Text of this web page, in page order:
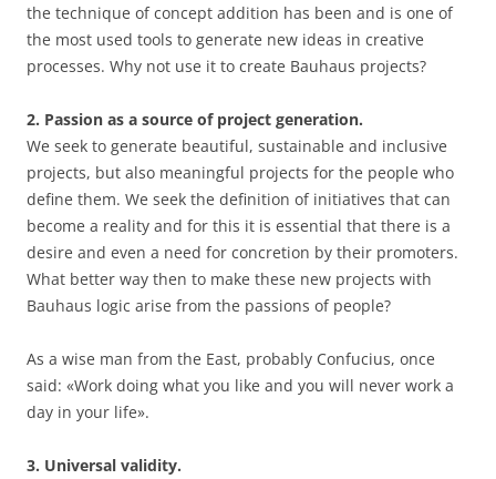
the technique of concept addition has been and is one of
the most used tools to generate new ideas in creative
processes. Why not use it to create Bauhaus projects?
2. Passion as a source of project generation.
We seek to generate beautiful, sustainable and inclusive
projects, but also meaningful projects for the people who
define them. We seek the definition of initiatives that can
become a reality and for this it is essential that there is a
desire and even a need for concretion by their promoters.
What better way then to make these new projects with
Bauhaus logic arise from the passions of people?
As a wise man from the East, probably Confucius, once
said: «Work doing what you like and you will never work a
day in your life».
3. Universal validity.